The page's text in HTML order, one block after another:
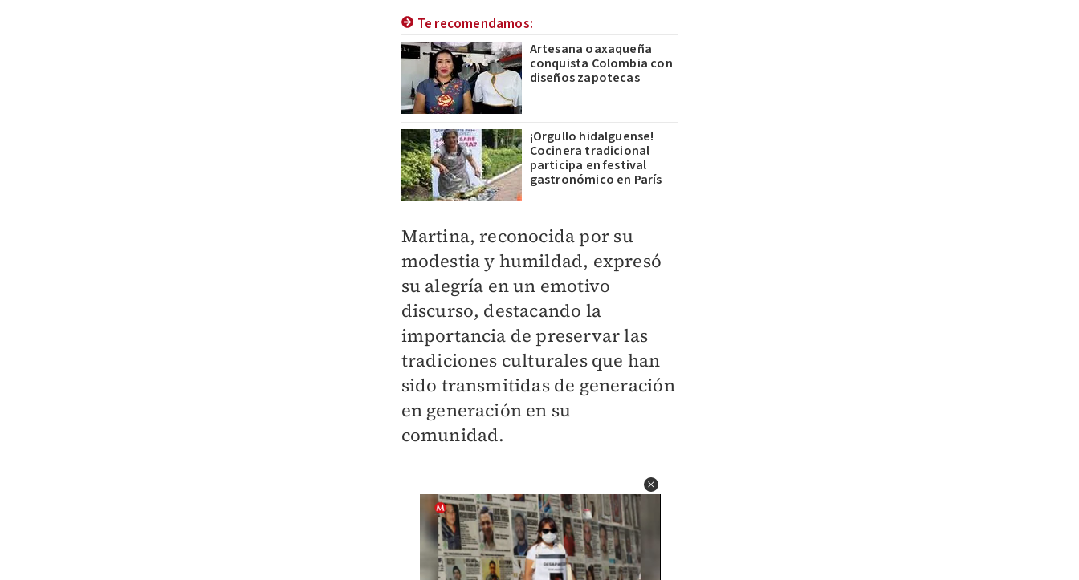
Te recomendamos:
Artesana oaxaqueña
conquista Colombia con
diseños zapotecas
¡Orgullo hidalguense!
Cocinera tradicional
participa en festival
gastronómico en París
Martina, reconocida por su
modestia y humildad, expresó
su alegría en un emotivo
discurso, destacando la
importancia de preservar las
tradiciones culturales que han
sido transmitidas de generación
en generación en su
comunidad.